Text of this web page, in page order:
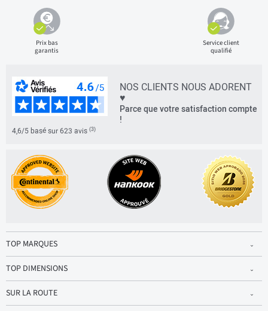
Prix bas
garantis
Service client
qualifié
NOS CLIENTS NOUS ADORENT
♥
Parce que votre satisfaction compte
!
4,6/5 basé sur 623 avis (3)
TOP MARQUES
TOP DIMENSIONS
SUR LA ROUTE